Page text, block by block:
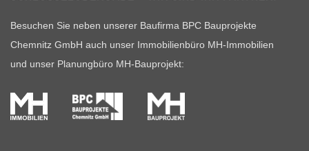
Besuchen Sie neben unserer Baufirma BPC Bauprojekte
Chemnitz GmbH auch unser Immobilienbüro MH-Immobilien
und unser Planungbüro MH-Bauprojekt: